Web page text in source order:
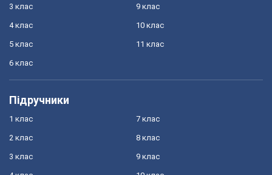
3 клас
4 клас
5 клас
6 клас
9 клас
10 клас
11 клас
Підручники
1 клас
2 клас
3 клас
7 клас
8 клас
9 клас